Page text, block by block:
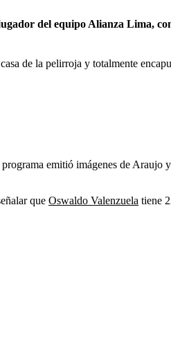
del equipo Alianza Lima,
de la pelirroja y totalmente
emitió imágenes de
que Oswaldo Valenzuela tiene